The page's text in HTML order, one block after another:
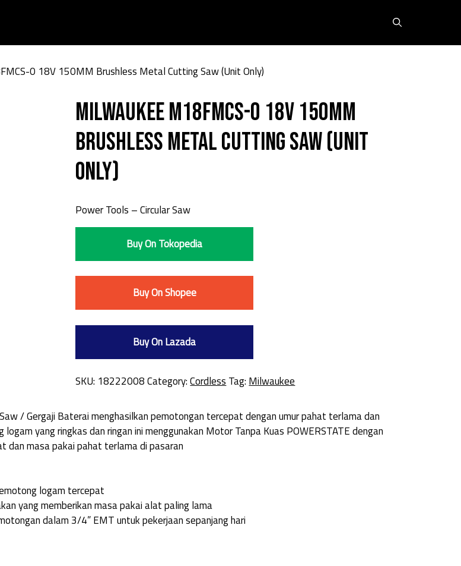
0 18V 150MM Brushless Metal Cutting Saw (Unit Only)
Milwaukee M18FMCS-0 18V 150MM
Brushless Metal Cutting Saw (Unit
Only)
Power Tools – Circular Saw
Buy On Tokopedia
Buy On Shopee
Buy On Lazada
SKU: 18222008 Category:Cordless Tag: Milwaukee
/ Gergaji Baterai menghasilkan pemotongan tercepat dengan umur pahat terlama dan
yang ringkas dan ringan ini menggunakan Motor Tanpa Kuas POWERSTATE dengan
dan masa pakai pahat terlama di pasaran
logam tercepat
yang memberikan masa pakai alat paling lama
dalam 3/4” EMT untuk pekerjaan sepanjang hari